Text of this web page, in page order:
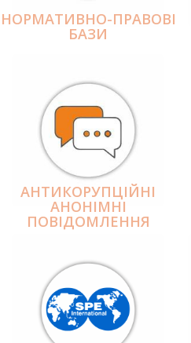
НОРМАТИВНО-ПРАВОВІ
БАЗИ
АНТИКОРУПЦІЙНІ
АНОНІМНІ
ПОВІДОМЛЕННЯ